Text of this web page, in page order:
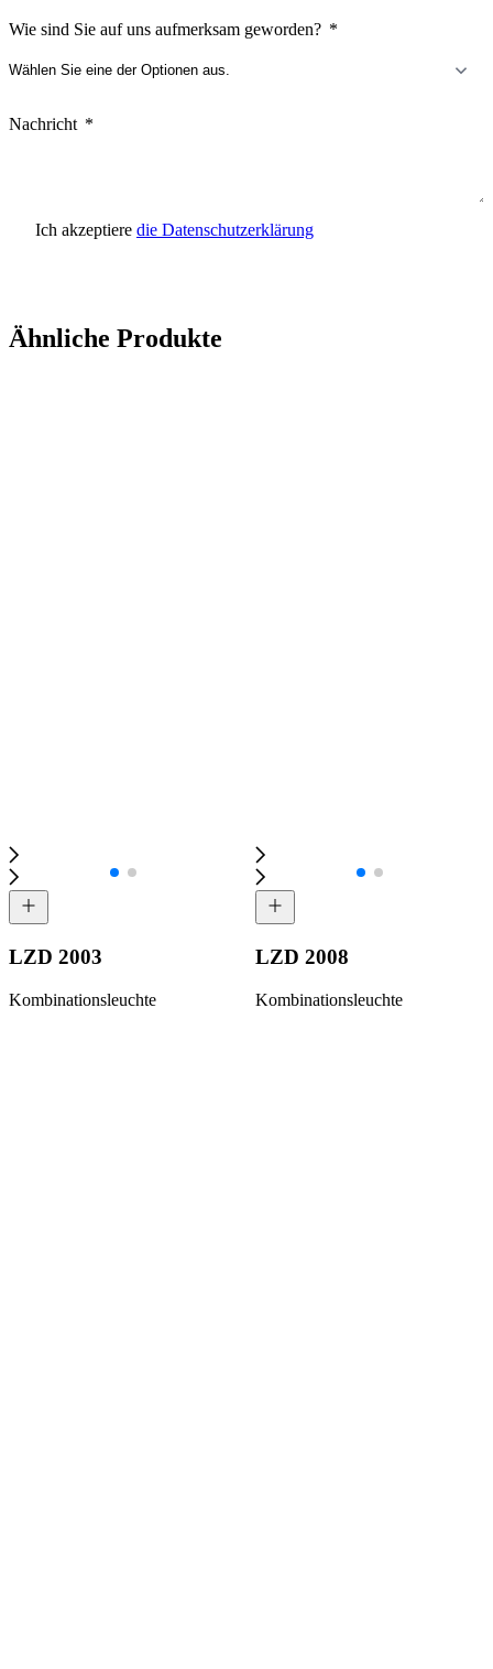
Wie sind Sie auf uns aufmerksam geworden?
Nachricht
Ich akzeptiere die Datenschutzerklärung
Ähnliche Produkte
LZD 2003
Kombinationsleuchte
LZD 2008
Kombinationsleuchte